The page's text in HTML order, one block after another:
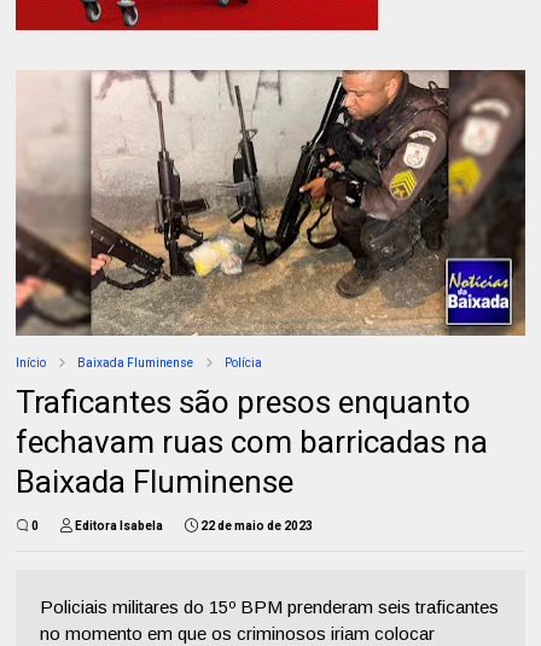
Início Baixada Fluminense Polícia
Traficantes são presos enquanto
fechavam ruas com barricadas na
Baixada Fluminense
0 Editora Isabela 22 de maio de 2023
Policiais militares do 15º BPM prenderam seis traficantes
no momento em que os criminosos iriam colocar